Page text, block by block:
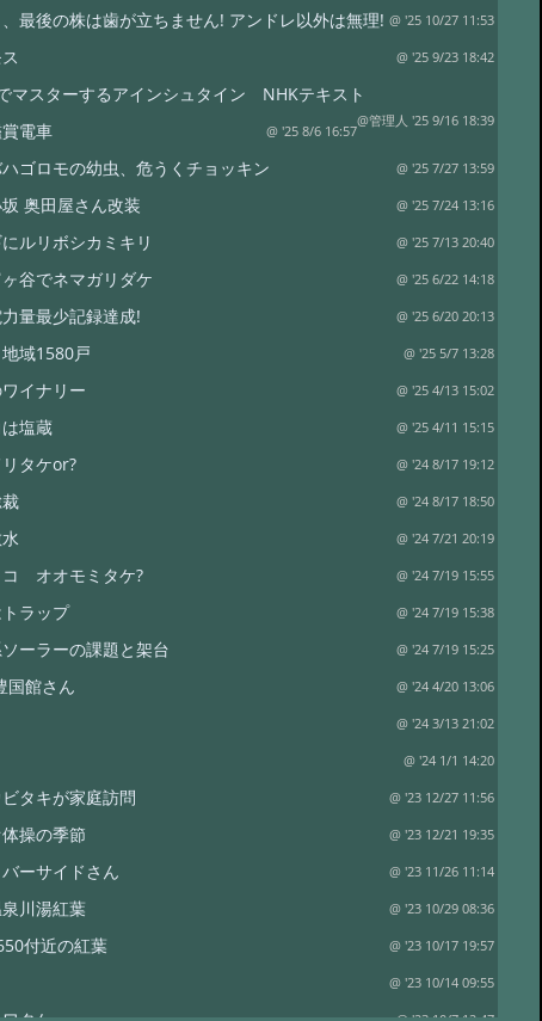
最後の株は歯が立ちません! アンドレ以外は無理! @ '25 10/27 11:53
@ '25 9/23 18:42
マスターするアインシュタイン NHKテキスト
@管理人 '25 9/16 18:39
電車 @ '25 8/6 16:57
ゴロモの幼虫、危うくチョッキン @ '25 7/27 13:59
奥田屋さん改装 @ '25 7/24 13:16
ルリボシカミキリ @ '25 7/13 20:40
谷でネマガリダケ @ '25 6/22 14:18
量最少記録達成! @ '25 6/20 20:13
域1580戸 @ '25 5/7 13:28
イナリー @ '25 4/13 15:02
塩蔵 @ '25 4/11 15:15
タケor? @ '24 8/17 19:12
@ '24 8/17 18:50
@ '24 7/21 20:19
コ オオモミタケ? @ '24 7/19 15:55
ラップ @ '24 7/19 15:38
ーラーの課題と架台 @ '24 7/19 15:25
国館さん @ '24 4/20 13:06
@ '24 3/13 21:02
@ '24 1/1 14:20
タキが家庭訪問 @ '23 12/27 11:56
操の季節 @ '23 12/21 19:35
ーサイドさん @ '23 11/26 11:14
川湯紅葉 @ '23 10/29 08:36
付近の紅葉 @ '23 10/17 19:57
@ '23 10/14 09:55